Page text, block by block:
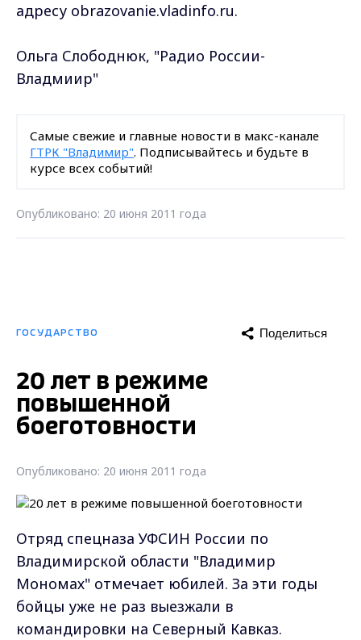
адресу obrazovanie.vladinfo.ru.
Ольга Слободнюк, "Радио России-
Владмиир"
Самые свежие и главные новости в макс-канале
ГТРК "Владимир". Подписывайтесь и будьте в
курсе всех событий!
Опубликовано: 20 июня 2011 года
ГОСУДАРСТВО Поделиться
20 лет в режиме
повышенной
боеготовности
Опубликовано: 20 июня 2011 года
Отряд спецназа УФСИН России по
Владимирской области "Владимир
Мономах" отмечает юбилей. За эти годы
бойцы уже не раз выезжали в
командировки на Северный Кавказ.